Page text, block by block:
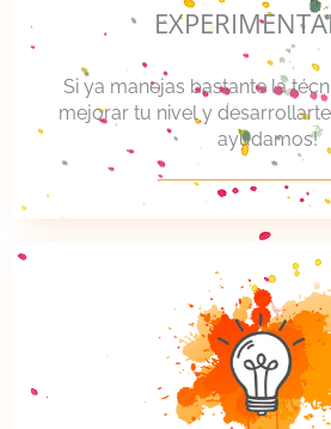
Si ya manejas bastante la
mejorar tu nivel y
ayudamos!